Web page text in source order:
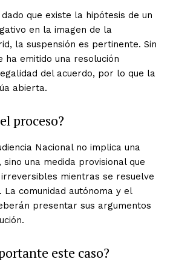
que existe la hipótesis de un
en la imagen de la
la suspensión es pertinente. Sin
ha emitido una resolución
del acuerdo, por lo que la
abierta.
proceso?
Nacional no implica una
una medida provisional que
mientras se resuelve
La comunidad autónoma y el
presentar sus argumentos
este caso?